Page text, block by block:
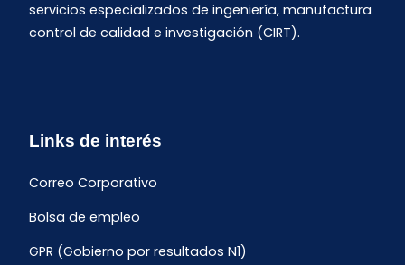
servicios especializados de ingeniería, manufactura
control de calidad e investigación (CIRT).
Links de interés
Correo Corporativo
Bolsa de empleo
GPR (Gobierno por resultados N1)